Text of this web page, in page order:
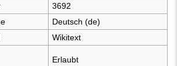
3692
Deutsch (de)
Wikitext
Erlaubt